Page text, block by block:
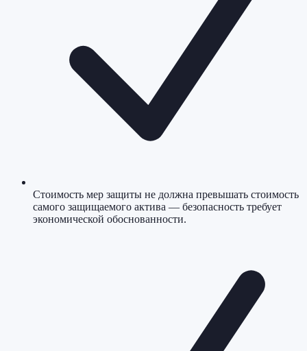
Стоимость мер защиты не должна превышать стоимость
самого защищаемого актива — безопасность требует
экономической обоснованности.